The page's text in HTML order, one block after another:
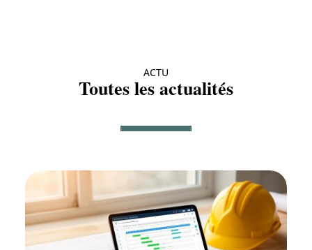
ACTU
Toutes les actualités